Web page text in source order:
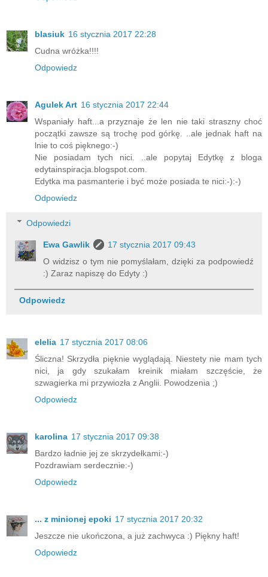
blasiuk 16 stycznia 2017 22:28
Cudna wróżka!!!!
Odpowiedz
Agulek Art 16 stycznia 2017 22:44
Wspaniały haft...a przyznaje że len nie taki straszny choć
początki zawsze są trochę pod górkę. ..ale jednak haft na
lnie to coś pięknego:-)
Nie posiadam tych nici. ..ale popytaj Edytkę z bloga
edytainspiracja.blogspot.com.
Edytka ma pasmanterie i być może posiada te nici:-):-)
Odpowiedz
Odpowiedzi
Ewa Gawlik
17 stycznia 2017 09:43
O widzisz o tym nie pomyślałam, dzięki za podpowiedź
:) Zaraz napiszę do Edyty :)
Odpowiedz
elelia 17 stycznia 2017 08:06
Śliczna! Skrzydła pięknie wyglądają. Niestety nie mam tych
nici, ja gdy szukałam kreinik miałam szczęście, że
szwagierka mi przywiozła z Anglii. Powodzenia ;)
Odpowiedz
karolina 17 stycznia 2017 09:38
Bardzo ładnie jej ze skrzydełkami:-)
Pozdrawiam serdecznie:-)
Odpowiedz
... z minionej epoki 17 stycznia 2017 20:32
Jeszcze nie ukończona, a już zachwyca :) Piękny haft!
Odpowiedz